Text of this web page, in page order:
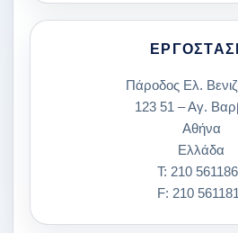
Πάροδος Ελ.
123 51 – Αγ.
Αθήνα
Ελλάδα
Τ: 210
F: 210